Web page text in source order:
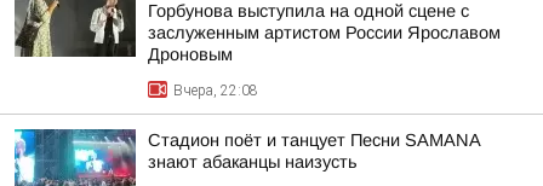
Горбунова выступила на одной сцене с
заслуженным артистом России Ярославом
Дроновым
Вчера, 22:08
Стадион поёт и танцует Песни SAMANA
знают абаканцы наизусть